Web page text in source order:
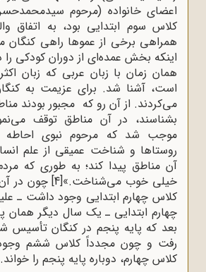
اعضای خانواده (مرحوم
کلاس سوم ابتدایی بود، به اتفاق
همراهی برخی از عموها راهی کنگان
اینکه بخش عمده‌ای از دوران کودکی را
همان زمان با زبان عربی که زبان
است، آشنا شد. برای عزیمت به
می‌کردند. از آن رو که مجبور بودند
بشناسند، در آن مناطق توقف
موجب شد که مرحوم نبوی احاطه
روستاها و شناخت عمیقی از علم
آن مناطق پیدا کند؛ به طوری که
خیلی خوب می‌شناخت.»[4]چون در آن
کلاس چهارم ابتدایی وجود داشت ـ
چهارم ابتدایی ـ یک سال دیگر همان
بعد که پایه پنجم در کنگان تأسیس
رفت و چون مجدداً کلاس ششم وجود
کلاس چهارم، دوباره پایه پنجم را خواند.